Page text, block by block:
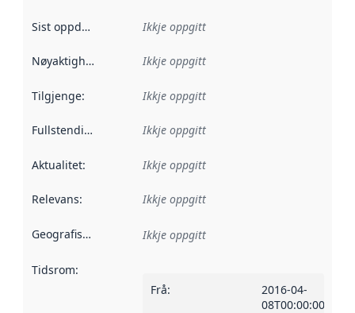
Sist oppdatert Ikkje oppgitt
Nøyaktigheit Ikkje oppgitt
Tilgjenge: Ikkje oppgitt
Fullstendigheit Ikkje oppgitt
Aktualitet: Ikkje oppgitt
Relevans: Ikkje oppgitt
Geografisk område Ikkje oppgitt
Tidsrom:
Frå:
2016-04-
08T00:00:00Z